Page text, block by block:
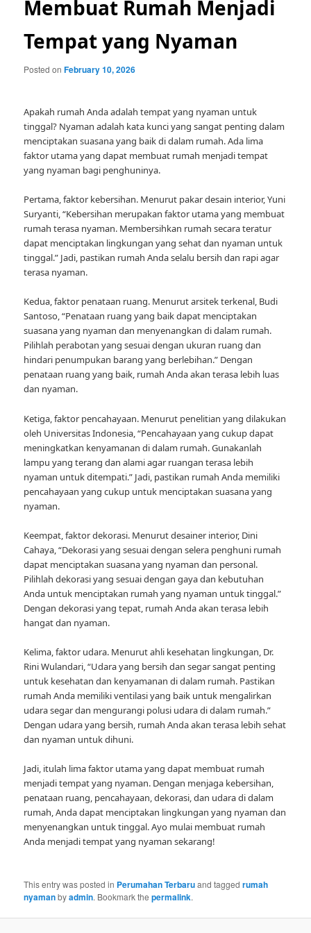
Membuat Rumah Menjadi
Tempat yang Nyaman
Posted onFebruary 10, 2026
Apakah rumah Anda adalah tempat yang nyaman untuk
tinggal? Nyaman adalah kata kunci yang sangat penting dalam
menciptakan suasana yang baik di dalam rumah. Ada lima
faktor utama yang dapat membuat rumah menjadi tempat
yang nyaman bagi penghuninya.
Pertama, faktor kebersihan. Menurut pakar desain interior, Yuni
Suryanti, “Kebersihan merupakan faktor utama yang membuat
rumah terasa nyaman. Membersihkan rumah secara teratur
dapat menciptakan lingkungan yang sehat dan nyaman untuk
tinggal.” Jadi, pastikan rumah Anda selalu bersih dan rapi agar
terasa nyaman.
Kedua, faktor penataan ruang. Menurut arsitek terkenal, Budi
Santoso, “Penataan ruang yang baik dapat menciptakan
suasana yang nyaman dan menyenangkan di dalam rumah.
Pilihlah perabotan yang sesuai dengan ukuran ruang dan
hindari penumpukan barang yang berlebihan.” Dengan
penataan ruang yang baik, rumah Anda akan terasa lebih luas
dan nyaman.
Ketiga, faktor pencahayaan. Menurut penelitian yang dilakukan
oleh Universitas Indonesia, “Pencahayaan yang cukup dapat
meningkatkan kenyamanan di dalam rumah. Gunakanlah
lampu yang terang dan alami agar ruangan terasa lebih
nyaman untuk ditempati.” Jadi, pastikan rumah Anda memiliki
pencahayaan yang cukup untuk menciptakan suasana yang
nyaman.
Keempat, faktor dekorasi. Menurut desainer interior, Dini
Cahaya, “Dekorasi yang sesuai dengan selera penghuni rumah
dapat menciptakan suasana yang nyaman dan personal.
Pilihlah dekorasi yang sesuai dengan gaya dan kebutuhan
Anda untuk menciptakan rumah yang nyaman untuk tinggal.”
Dengan dekorasi yang tepat, rumah Anda akan terasa lebih
hangat dan nyaman.
Kelima, faktor udara. Menurut ahli kesehatan lingkungan, Dr.
Rini Wulandari, “Udara yang bersih dan segar sangat penting
untuk kesehatan dan kenyamanan di dalam rumah. Pastikan
rumah Anda memiliki ventilasi yang baik untuk mengalirkan
udara segar dan mengurangi polusi udara di dalam rumah.”
Dengan udara yang bersih, rumah Anda akan terasa lebih sehat
dan nyaman untuk dihuni.
Jadi, itulah lima faktor utama yang dapat membuat rumah
menjadi tempat yang nyaman. Dengan menjaga kebersihan,
penataan ruang, pencahayaan, dekorasi, dan udara di dalam
rumah, Anda dapat menciptakan lingkungan yang nyaman dan
menyenangkan untuk tinggal. Ayo mulai membuat rumah
Anda menjadi tempat yang nyaman sekarang!
This entry was posted in Perumahan Terbaruand taggedrumah
nyamanbyadmin. Bookmark thepermalink.